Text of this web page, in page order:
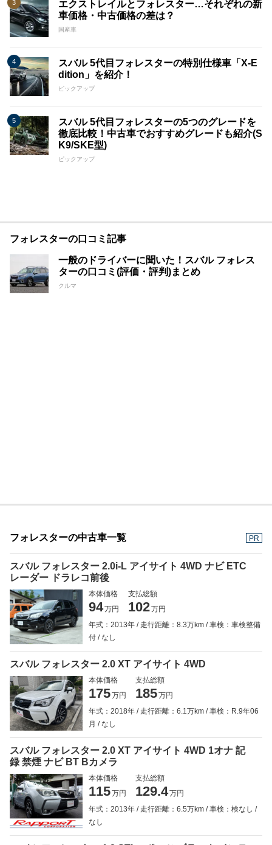
エクストレイルとフォレスター…それぞれの新
車価格・中古価格の差は？
国産車
スバル 5代目フォレスターの特別仕様車「X-E
dition」を紹介！
ピックアップ
スバル 5代目フォレスターの5つのグレードを
徹底比較！中古車でおすすめグレードも紹介(S
K9/SKE型)
ピックアップ
フォレスターの口コミ記事
一般のドライバーに聞いた！スバル フォレス
ターの口コミ(評価・評判)まとめ
クルマ
フォレスターの中古車一覧 PR
スバル フォレスター 2.0i-L アイサイト 4WD ナビ ETC
レーダー ドラレコ前後
本体価格
94万円
支払総額
102万円
年式：2013年
走行距離：8.3万km
車検：車検整備
付
なし
スバル フォレスター 2.0 XT アイサイト 4WD
本体価格
175万円
支払総額
185万円
年式：2018年
走行距離：6.1万km
車検：R.9年06
月
なし
スバル フォレスター 2.0 XT アイサイト 4WD 1オナ 記
録 禁煙 ナビ BT Bカメラ
本体価格
115万円
支払総額
129.4万円
年式：2013年
走行距離：6.5万km
車検：検なし
なし